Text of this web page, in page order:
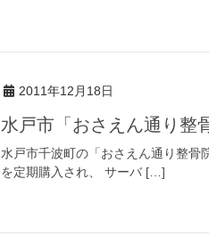
2011年12月18日
水戸市「おさえん通り整
水戸市千波町の「おさえん通り整骨
を定期購入され、 サーバ […]